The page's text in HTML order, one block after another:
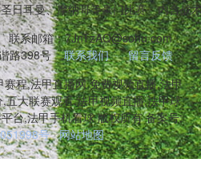
耳曼、摩纳哥等豪门比赛。内含
联系邮箱：7JnTzAQ@sohu.com
路398号
联系我们
留言反馈
程,法甲直播网,免费视频直播,法甲
五大联赛观看,法甲视频直播,法甲球
台,法甲手机看球 版权所有 备案号:
号 网站地图